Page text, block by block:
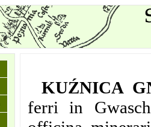
KUŹNICA
ferri in